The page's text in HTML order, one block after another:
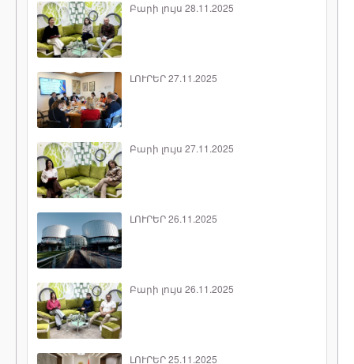
Բարի լույս 28.11.2025
ԼՈՒՐԵՐ 27.11.2025
Բարի լույս 27.11.2025
ԼՈՒՐԵՐ 26.11.2025
Բարի լույս 26.11.2025
ԼՈՒՐԵՐ 25.11.2025